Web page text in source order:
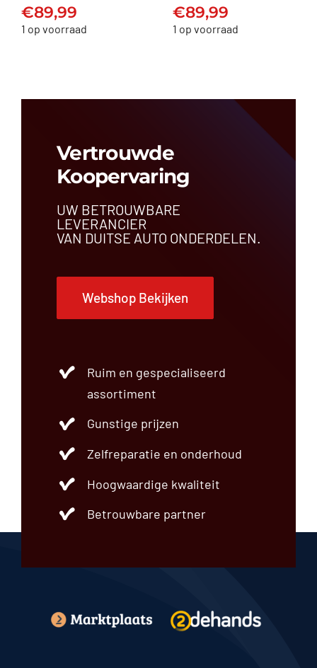
€89,99
€89,99
1 op voorraad
€89,99
€89,99
1 op voorraad
Vertrouwde
Koopervaring
UW BETROUWBARE
LEVERANCIER
VAN DUITSE AUTO ONDERDELEN.
Webshop Bekijken
Ruim en gespecialiseerd
assortiment
Gunstige prijzen
Zelfreparatie en onderhoud
Hoogwaardige kwaliteit
Betrouwbare partner